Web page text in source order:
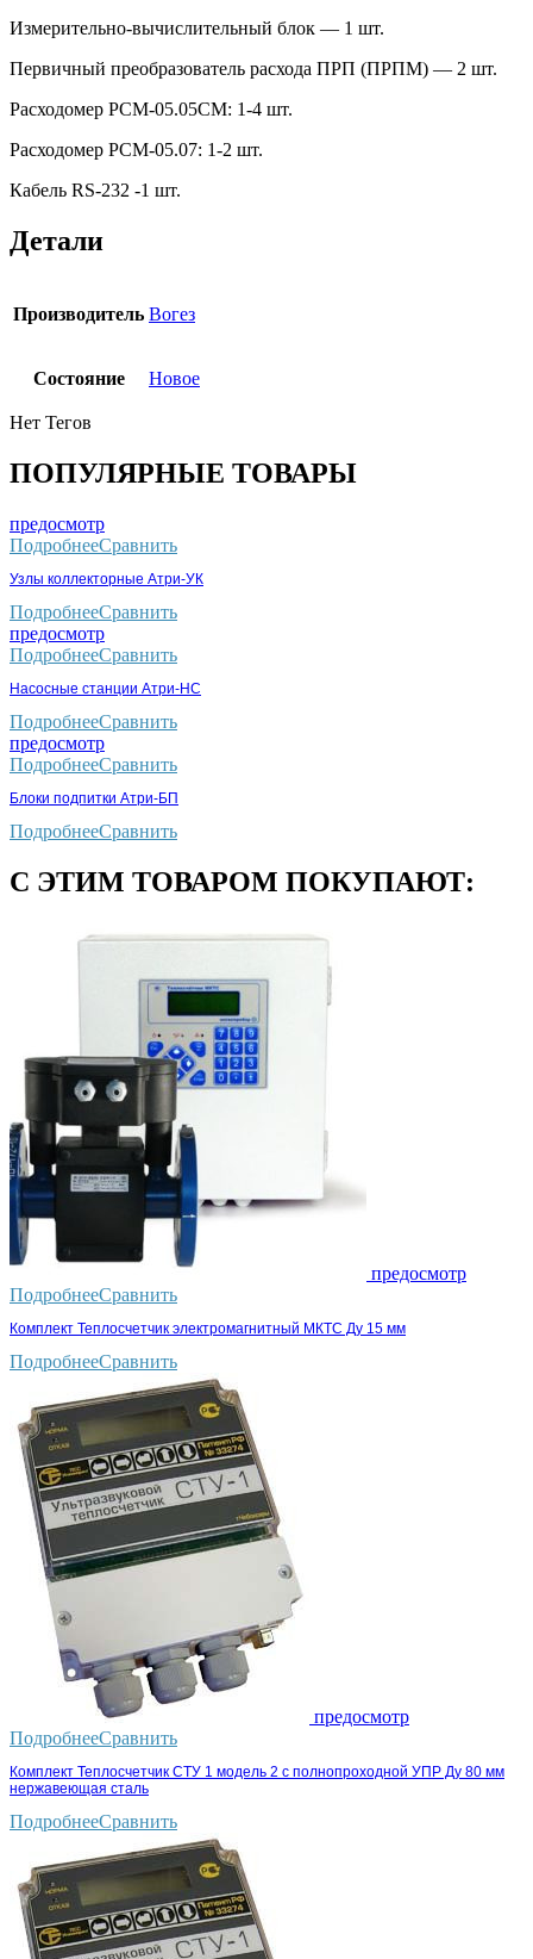
Измерительно-вычислительный блок — 1 шт.
Первичный преобразователь расхода ПРП (ПРПМ) — 2 шт.
Расходомер РСМ-05.05СМ: 1-4 шт.
Расходомер РСМ-05.07: 1-2 шт.
Кабель RS-232 -1 шт.
Детали
Производитель Вогез
Состояние Новое
Нет Тегов
ПОПУЛЯРНЫЕ ТОВАРЫ
предосмотр
ПодробнееСравнить
Узлы коллекторные Атри-УК
ПодробнееСравнить
предосмотр
ПодробнееСравнить
Насосные станции Атри-НС
ПодробнееСравнить
предосмотр
ПодробнееСравнить
Блоки подпитки Атри-БП
ПодробнееСравнить
С ЭТИМ ТОВАРОМ ПОКУПАЮТ:
предосмотр
ПодробнееСравнить
Комплект Теплосчетчик электромагнитный МКТС Ду 15 мм
ПодробнееСравнить
предосмотр
ПодробнееСравнить
Комплект Теплосчетчик СТУ 1 модель 2 с полнопроходной УПР Ду 80 мм
нержавеющая сталь
ПодробнееСравнить